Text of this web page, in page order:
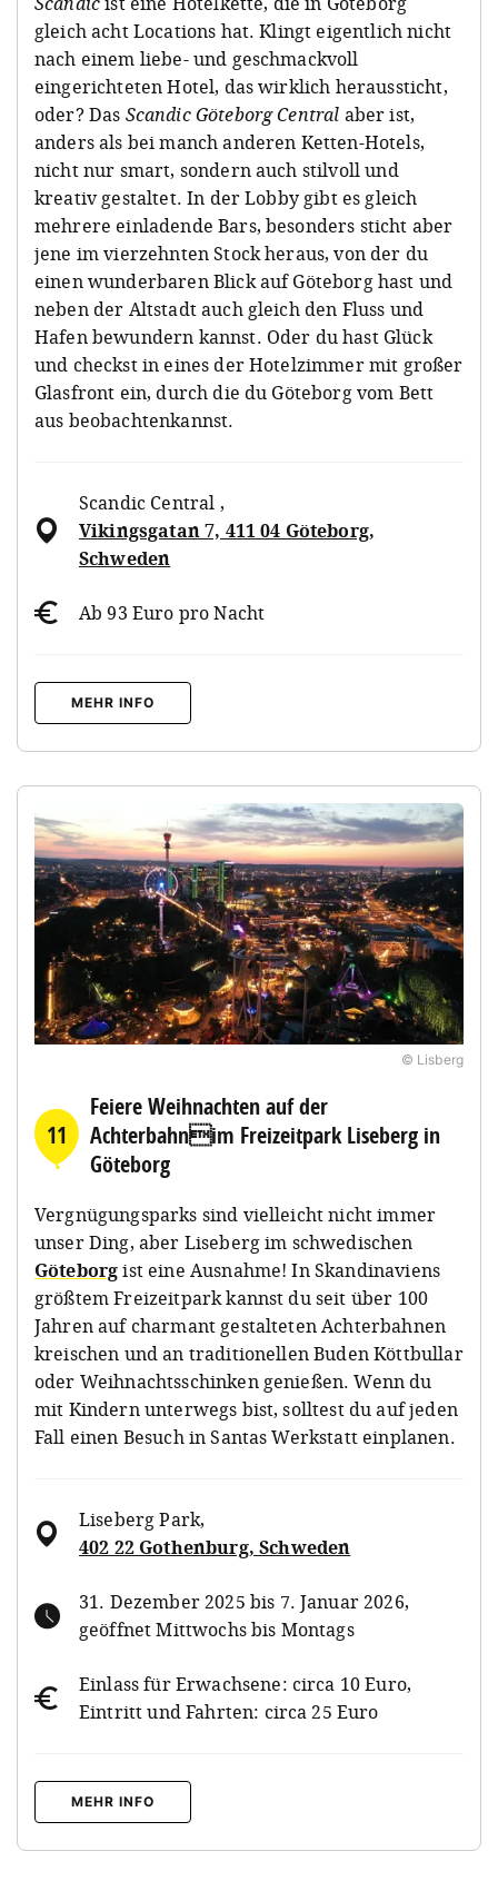
gleich acht Locations hat. Klingt eigentlich nicht
nach einem liebe- und geschmackvoll
eingerichteten Hotel, das wirklich heraussticht,
oder? Das Scandic Göteborg Central aber ist,
anders als bei manch anderen Ketten-Hotels,
nicht nur smart, sondern auch stilvoll und
kreativ gestaltet. In der Lobby gibt es gleich
mehrere einladende Bars, besonders sticht aber
jene im vierzehnten Stock heraus, von der du
einen wunderbaren Blick auf Göteborg hast und
neben der Altstadt auch gleich den Fluss und
Hafen bewundern kannst. Oder du hast Glück
und checkst in eines der Hotelzimmer mit großer
Glasfront ein, durch die du Göteborg vom Bett
aus beobachtenkannst.
Scandic Central ,
Vikingsgatan 7, 411 04 Göteborg,
Schweden
Ab 93 Euro pro Nacht
MEHR INFO
© Lisberg
11
Feiere Weihnachten auf der
Achterbahnim Freizeitpark Liseberg in
Göteborg
Vergnügungsparks sind vielleicht nicht immer
unser Ding, aber Liseberg im schwedischen
Göteborgist eine Ausnahme! In Skandinaviens
größtem Freizeitpark kannst du seit über 100
Jahren auf charmant gestalteten Achterbahnen
kreischen und an traditionellen Buden Köttbullar
oder Weihnachtsschinken genießen. Wenn du
mit Kindern unterwegs bist, solltest du auf jeden
Fall einen Besuch in Santas Werkstatt einplanen.
Liseberg Park,
402 22 Gothenburg, Schweden
31. Dezember 2025 bis 7. Januar 2026,
geöffnet Mittwochs bis Montags
Einlass für Erwachsene: circa 10 Euro,
Eintritt und Fahrten: circa 25 Euro
MEHR INFO